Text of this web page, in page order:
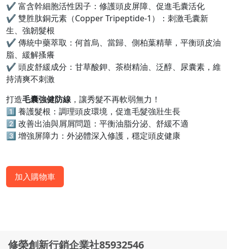
✔ 富含幹細胞活性因子：修護頭皮屏障、促進毛囊活化
✔ 雙胜肽銅元素（Copper Tripeptide-1）：刺激毛囊新
生、強韌髮根
✔ 傳統中藥萃取：何首烏、當歸、側柏葉精華，平衡頭皮油
脂、緩解搔癢
✔ 頭皮舒緩成分：甘草酸鉀、茶樹精油、泛醇、尿囊素，維
持清爽不刺激
打造毛囊強健防線 ，讓秀髮不再軟弱無力！
1️⃣ 養護髮根：調理頭皮環境，促進毛髮強壯生長
2️⃣ 改善出油與屑屑問題：平衡油脂分泌、舒緩不適
3️⃣ 增強屏障力：外泌體深入修護，穩定頭皮健康
加入購物車
修榮創新行銷企業社85932546